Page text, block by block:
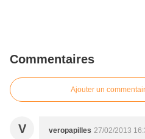
Commentaires
Ajouter un
V veropapilles 27/02/2013